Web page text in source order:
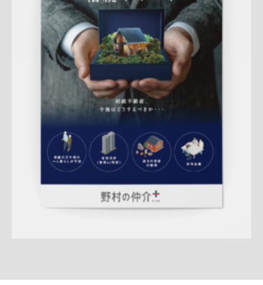
Update:2026.03.05
折りパンフレットマンション土地戸建 相続サービス紹
売却訴求 査定 渋谷営業部
アフターフォロー成約御礼